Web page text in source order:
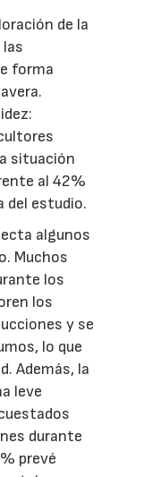
de la
forma
situación
al 42%
del estudio.
algunos
Muchos
los
los
y se
lo que
Además, la
leve
durante
prevé